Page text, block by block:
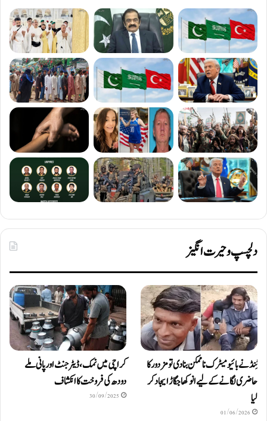
دلچسپ و حیرت انگیز
ٹِنڈ نے بائیومیٹرک ناممکن بنا دی تو مزدور کا
حاضری لگانے کے لیے انوکھا جگاڑ ایجاد کر
لیا
01/06/2026
کراچی میں نمک، ڈیٹرجنٹ اور پانی ملے
دودھ کی فروخت کا انکشاف
30/09/2025